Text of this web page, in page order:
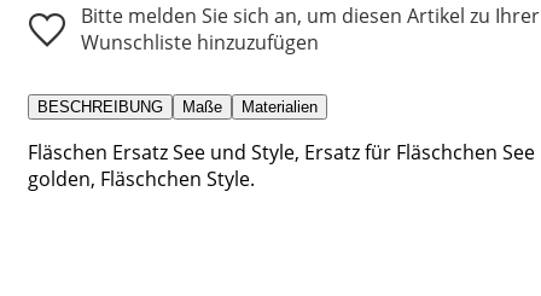
Bitte melden Sie sich an, um diesen Artikel zu Ihrer
Wunschliste hinzuzufügen
BESCHREIBUNG Maße Materialien
Fläschen Ersatz See und Style, Ersatz für Fläschchen See
golden, Fläschchen Style.